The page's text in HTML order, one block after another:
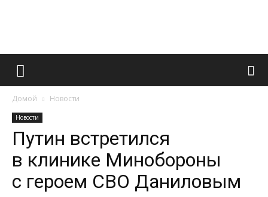
Французский
и
Домой Новости
Новости
Путин встретился
в клинике Минобороны
с героем СВО Даниловым